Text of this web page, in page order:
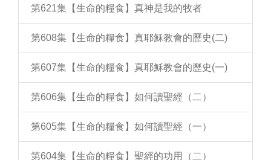
第621集【生命的糧食】真神是我的牧者
第608集【生命的糧食】真耶穌教會的歷史(二)
第607集【生命的糧食】真耶穌教會的歷史(一)
第606集【生命的糧食】如何讀聖經（二）
第605集【生命的糧食】如何讀聖經（一）
第604集【生命的糧食】聖經的功用（二）